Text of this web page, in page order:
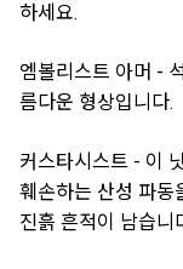
하세요.
엠볼리스트 아머 -
름다운 형상입니다.
커스타시스트 - 이
훼손하는 산성 파동
진흙 흔적이 남습니